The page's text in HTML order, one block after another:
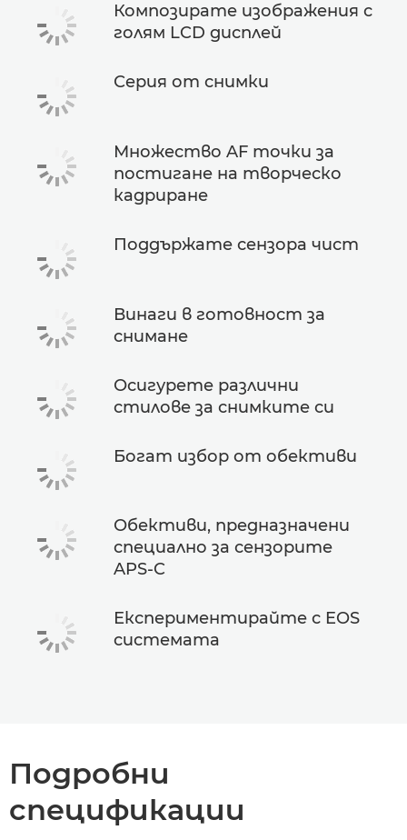
Композирате изображения с
голям LCD дисплей
Серия от снимки
Множество AF точки за
постигане на творческо
кадриране
Поддържате сензора чист
Винаги в готовност за
снимане
Осигурете различни
стилове за снимките си
Богат избор от обективи
Обективи, предназначени
специално за сензорите
APS-C
Експериментирайте с EOS
системата
Подробни
спецификации